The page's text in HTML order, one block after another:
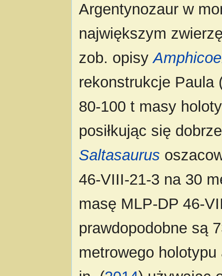
Argentynozaur w
największym
zob. opisy
rekonstrukcje Paula
80-100 t masy
posiłkując się
Saltasaurus
46-VIII-21-3 na 30
masę MLP-DP 46-
prawdopodobne są
metrowego